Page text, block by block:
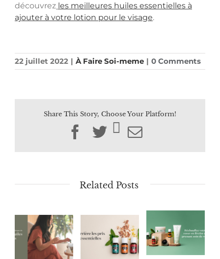
découvrez les meilleures huiles essentielles à
ajouter à votre lotion pour le visage.
22 juillet 2022 | À Faire Soi-meme | 0 Comments
Share This Story, Choose Your Platform!
Facebook
TwitterEmail
Related Posts